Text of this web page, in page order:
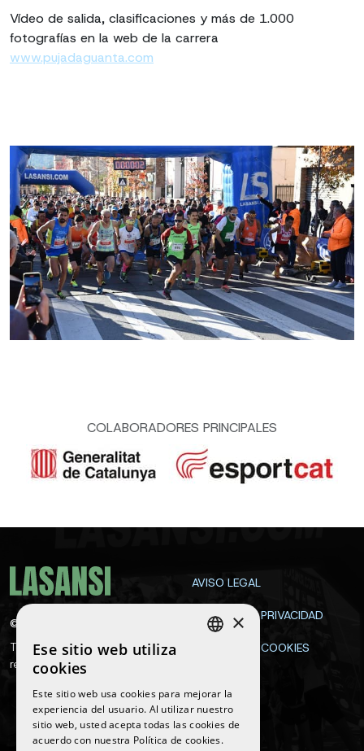
Vídeo de salida, clasificaciones y más de 1.000
fotografías en la web de la carrera
www.pujadaguanta.com
COLABORADORES PRINCIPALES
©
Todos los derechos
reservados
AVISO LEGAL
POLÍTICA DE PRIVACIDAD
POLÍTICA DE COOKIES
Síguenos
CATALAN
×
Ese sitio web utiliza
cookies
Este sitio web usa cookies para mejorar la
experiencia del usuario. Al utilizar nuestro
sitio web, usted acepta todas las cookies de
acuerdo con nuestra Política de cookies.